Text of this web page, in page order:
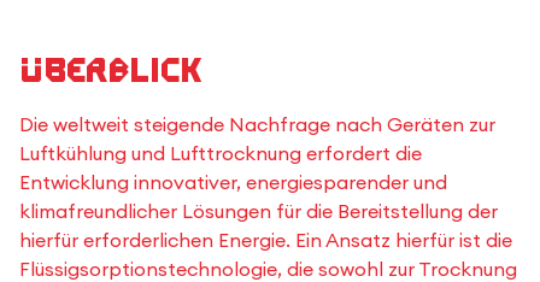
Überblick
Die weltweit steigende Nachfrage nach Geräten zur
Luftkühlung und Lufttrocknung erfordert die
Entwicklung innovativer, energiesparender und
klimafreundlicher Lösungen für die Bereitstellung der
hierfür erforderlichen Energie. Ein Ansatz hierfür ist die
Flüssigsorptionstechnologie, die sowohl zur Trocknung